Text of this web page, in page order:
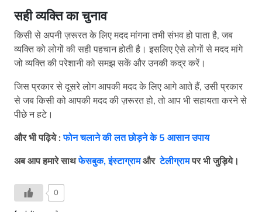
सही व्यक्ति का चुनाव
किसी से अपनी ज़रूरत के लिए मदद मांगना तभी संभव हो पाता है, जब
व्यक्ति को लोगों की सही पहचान होती है। इसलिए ऐसे लोगों से मदद मांगे
जो व्यक्ति की परेशानी को समझ सकें और उनकी कद्र करें।
जिस प्रकार से दूसरे लोग आपकी मदद के लिए आगे आते हैं, उसी प्रकार
से जब किसी को आपकी मदद की ज़रूरत हो, तो आप भी सहायता करने से
पीछे न हटे।
और भी पढ़िये : फोन चलाने की लत छोड़ने के 5 आसान उपाय
अब आप हमारे साथफेसबुक,इंस्टाग्रामऔरटेलीग्रामपर भी जुड़िये।
0